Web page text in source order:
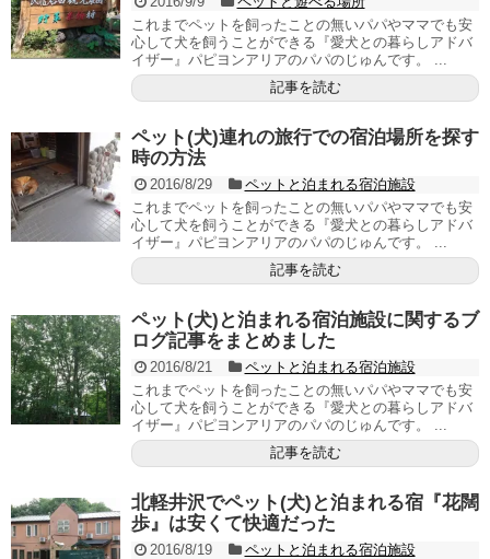
これまでペットを飼ったことの無いパパやママでも安
心して犬を飼うことができる『愛犬との暮らしアドバ
イザー』パピヨンアリアのパパのじゅんです。 ...
記事を読む
ペット(犬)連れの旅行での宿泊場所を探す
時の方法
2016/8/29
ペットと泊まれる宿泊施設
これまでペットを飼ったことの無いパパやママでも安
心して犬を飼うことができる『愛犬との暮らしアドバ
イザー』パピヨンアリアのパパのじゅんです。 ...
記事を読む
ペット(犬)と泊まれる宿泊施設に関するブ
ログ記事をまとめました
2016/8/21
ペットと泊まれる宿泊施設
これまでペットを飼ったことの無いパパやママでも安
心して犬を飼うことができる『愛犬との暮らしアドバ
イザー』パピヨンアリアのパパのじゅんです。 ...
記事を読む
北軽井沢でペット(犬)と泊まれる宿『花闊
歩』は安くて快適だった
2016/8/19
ペットと泊まれる宿泊施設